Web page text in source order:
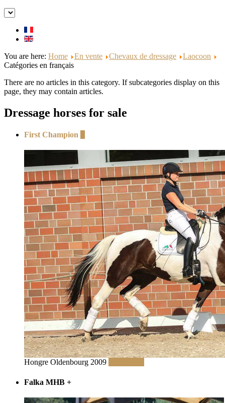
You are here: Home En vente Chevaux de dressage
Laocoon
Catégories en français
There are no articles in this category. If subcategories display on this
page, they may contain articles.
Dressage horses for sale
First Champion
Hongre Oldenbourg 2009
Falka MHB +